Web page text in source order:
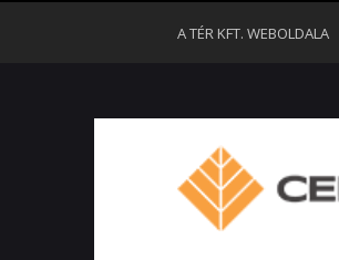
A TÉR KFT. WEBOLDALA